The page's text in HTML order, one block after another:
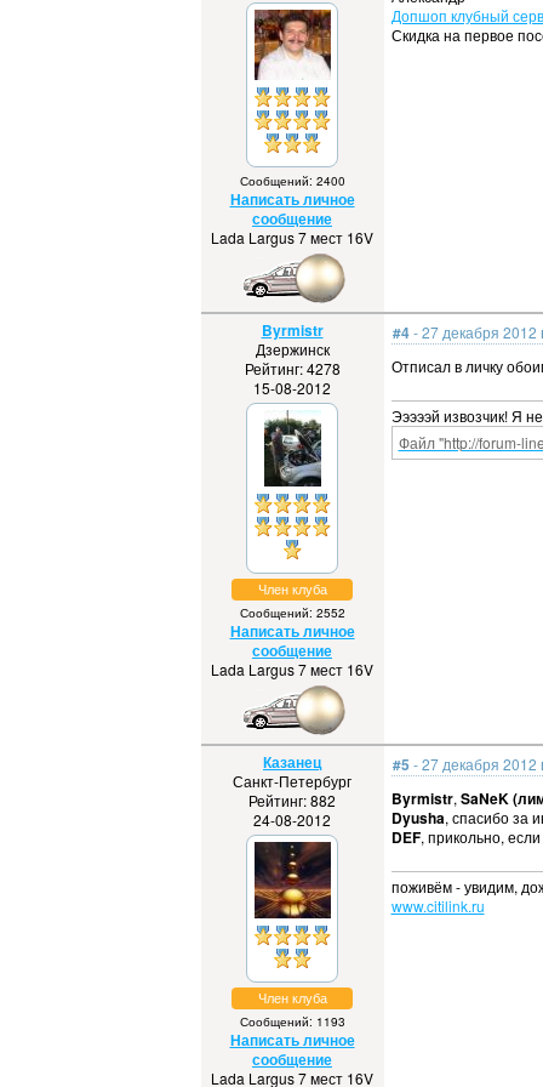
Сообщений: 2400
Написать личное
сообщение
Lada Largus 7 мест 16V
Допшоп клубный
Скидка на первое
Byrmistr
Дзержинск
Рейтинг: 4278
15-08-2012
Член клуба
Сообщений: 2552
Написать личное
сообщение
Lada Largus 7 мест 16V
#4- 27 декабря 2012
Отписал в личку
Эээээй извозчик! Я
Файл "http://forum-
Казанец
Санкт-Петербург
Рейтинг: 882
24-08-2012
Член клуба
Сообщений: 1193
Написать личное
сообщение
Lada Largus 7 мест 16V
#5 - 27 декабря 2012
Byrmistr, SaNeK
Dyusha, спасибо за
DEF, прикольно,
поживём - увидим,
www.citilink.ru